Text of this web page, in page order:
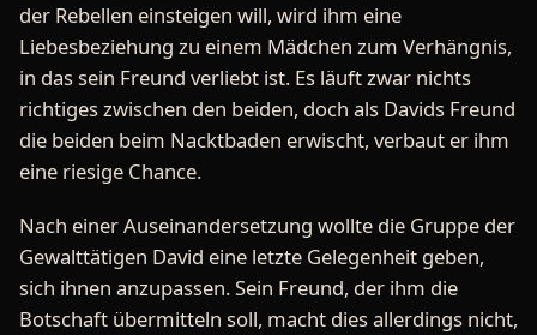
der Rebellen einsteigen will, wird ihm eine
Liebesbeziehung zu einem Mädchen zum Verhängnis,
in das sein Freund verliebt ist. Es läuft zwar nichts
richtiges zwischen den beiden, doch als Davids Freund
die beiden beim Nacktbaden erwischt, verbaut er ihm
eine riesige Chance.
Nach einer Auseinandersetzung wollte die Gruppe der
Gewalttätigen David eine letzte Gelegenheit geben,
sich ihnen anzupassen. Sein Freund, der ihm die
Botschaft übermitteln soll, macht dies allerdings nicht,